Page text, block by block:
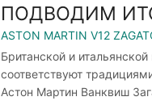
ПОДВОДИМ
ASTON MARTIN V12
Британской и
соответствуют
Астон Мартин Ванквиш